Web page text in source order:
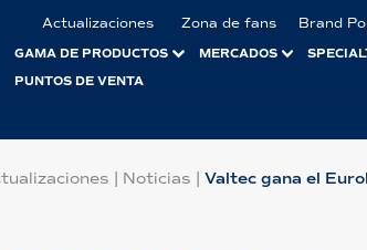
Actualizaciones Zona de fans Brand
GAMA DE PRODUCTOS MERCADOS
PUNTOS DE VENTA
Noticias |Valtec gana el